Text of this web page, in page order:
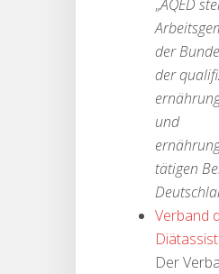
„AQED
der
der
und
tätigen
Verband
Der